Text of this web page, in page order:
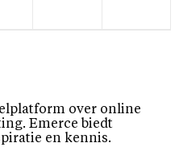
over online
Emerce biedt
en kennis.